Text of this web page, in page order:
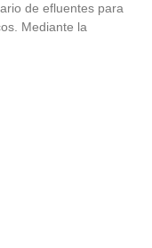
de efluentes para
Mediante la